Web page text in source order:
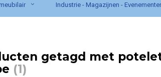
Industrie - Magazijnen -
getagd met
(1)